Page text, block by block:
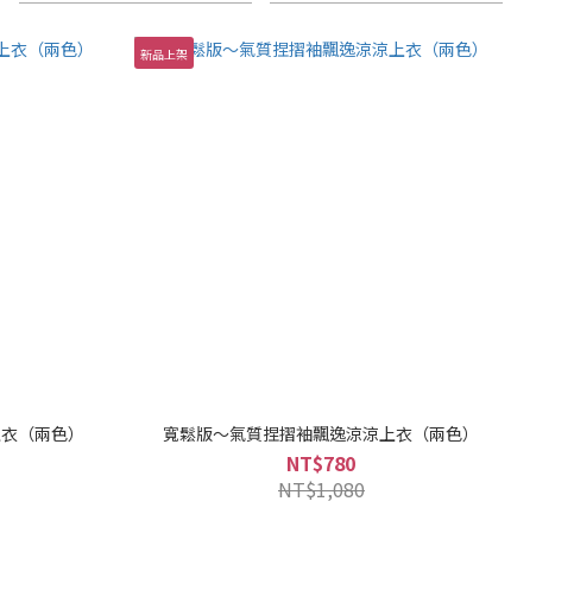
（兩色）
新品上架
寬鬆版～氣質捏摺袖飄逸涼涼上衣（兩色）
NT$780
NT$1,080